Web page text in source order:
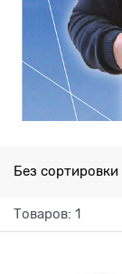
Без сортировки
Товаров: 1